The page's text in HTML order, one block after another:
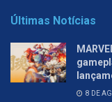
Últimas Notícias
8 DE